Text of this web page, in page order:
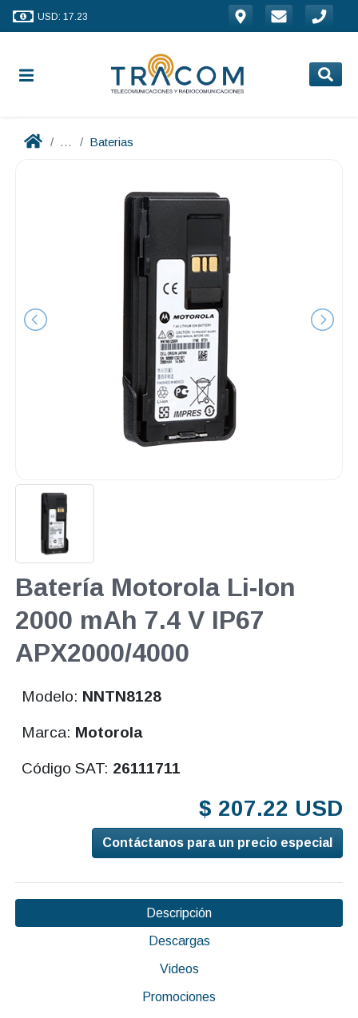
USD: 17.23
... Baterias
Batería Motorola Li-Ion
2000 mAh 7.4 V IP67
APX2000/4000
Modelo: NNTN8128
Marca: Motorola
Código SAT: 26111711
$ 207.22 USD
Contáctanos para un precio especial
Descripción
Descargas
Videos
Promociones